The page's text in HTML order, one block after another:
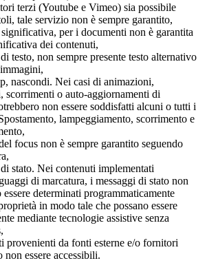
terzi (Youtube e Vimeo) sia possibile
tale servizio non è sempre garantito,
per i documenti non è garantita
dei contenuti,
testo, non sempre presente testo alternativo
nascondi. Nei casi di animazioni,
scorrimenti o auto-aggiornamenti di
non essere soddisfatti alcuni o tutti i
lampeggiamento, scorrimento e
focus non è sempre garantito seguendo
stato. Nei contenuti implementati
di marcatura, i messaggi di stato non
essere determinati programmaticamente
in modo tale che possano essere
mediante tecnologie assistive senza
provenienti da fonti esterne e/o fornitori
non essere accessibili.